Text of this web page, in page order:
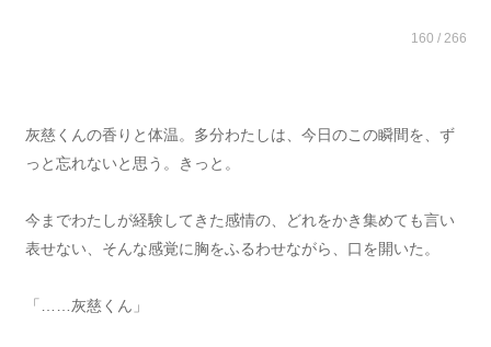
160 / 266
灰慈くんの香りと体温。多分わたしは、今日のこの瞬間を、ず
っと忘れないと思う。きっと。
今までわたしが経験してきた感情の、どれをかき集めても言い
表せない、そんな感覚に胸をふるわせながら、口を開いた。
「……灰慈くん」